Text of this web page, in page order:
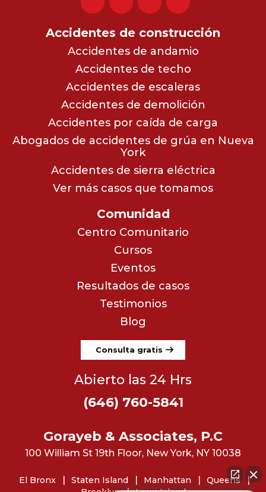
Accidentes de construcción
Accidentes de andamio
Accidentes de techo
Accidentes de escaleras
Accidentes de demolición
Accidentes por caída de carga
Abogados de accidentes de grúa en Nueva
York
Accidentes de sierra eléctrica
Ver más casos que tomamos
Comunidad
Centro Comunitario
Cursos
Eventos
Resultados de casos
Testimonios
Blog
Consulta gratis
Abierto las 24 Hrs
(646) 760-5841
Gorayeb & Associates, P.C
100 William St 19th Floor, New York, NY 10038
El Bronx Staten Island Manhattan
Queens